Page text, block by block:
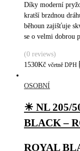
Díky moderní
kratší brzdnou
běhoun zajišťuje
se o velmi dobrou
(0 reviews)
1530Kč včetně DPH
OSOBNÍ
☀ NL 205/
BLACK –
ROYAL